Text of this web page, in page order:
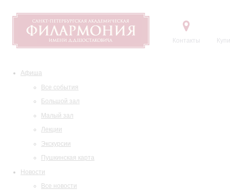
Контакты
Афиша
Все события
Большой зал
Малый зал
Лекции
Экскурсии
Пушкинская карта
Новости
Все новости